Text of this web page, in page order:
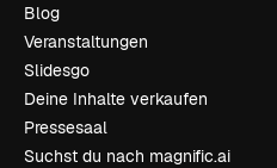
Blog
Veranstaltungen
Slidesgo
Deine Inhalte verkaufen
Pressesaal
Suchst du nach magnific.ai